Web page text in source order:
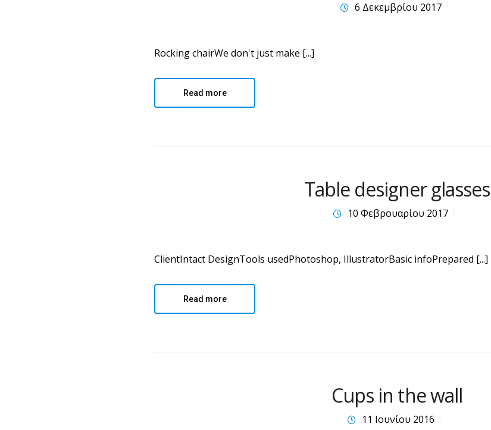
6 Δεκεμβρίου 2017
Rocking chairWe don't just make [...]
Read more
Table designer glasses
10 Φεβρουαρίου 2017
ClientIntact DesignTools usedPhotoshop, IllustratorBasic infoPrepared [...]
Read more
Cups in the wall
11 Ιουνίου 2016